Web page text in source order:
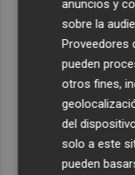
anuncios y
sobre la
Proveedores
pueden
otros fines,
del
solo a este
pueden